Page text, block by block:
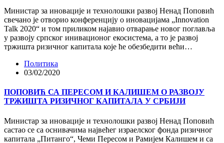
Министар за иновације и технолошки развој Ненад Поповић
свечано је отворио конференцију о иновацијама „Innovation
Talk 2020“ и том приликом најавио отварање новог поглавља
у развоју српског инивационог екосистема, а то је развој
тржишта ризичног капитала које ће обезбедити већи…
Политика
03/02/2020
ПОПОВИЋ СА ПЕРЕСОМ И КАЛИШЕМ О РАЗВОЈУ
ТРЖИШТА РИЗИЧНОГ КАПИТАЛА У СРБИЈИ
Министар за иновације и технолошки развој Ненад Поповић
састао се са оснивачима највећег израелског фонда ризичног
капитала „Питанго“, Чеми Пересом и Рамијем Калишем и са